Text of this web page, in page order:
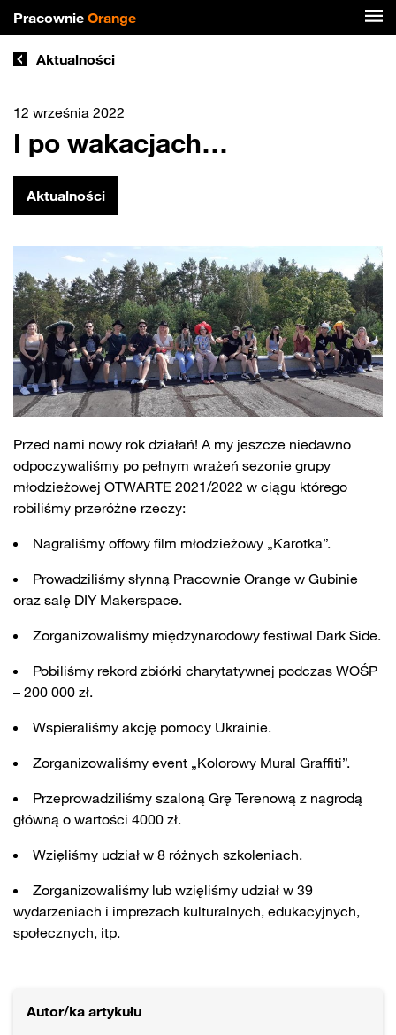
Pracownie Orange
Aktualności
12 września 2022
I po wakacjach…
Aktualności
Przed nami nowy rok działań! A my jeszcze niedawno
odpoczywaliśmy po pełnym wrażeń sezonie grupy
młodzieżowej OTWARTE 2021/2022 w ciągu którego
robiliśmy przeróżne rzeczy:
Nagraliśmy offowy film młodzieżowy „Karotka”.
Prowadziliśmy słynną Pracownie Orange w Gubinie
oraz salę DIY Makerspace.
Zorganizowaliśmy międzynarodowy festiwal Dark Side.
Pobiliśmy rekord zbiórki charytatywnej podczas WOŚP
– 200 000 zł.
Wspieraliśmy akcję pomocy Ukrainie.
Zorganizowaliśmy event „Kolorowy Mural Graffiti”.
Przeprowadziliśmy szaloną Grę Terenową z nagrodą
główną o wartości 4000 zł.
Wzięliśmy udział w 8 różnych szkoleniach.
Zorganizowaliśmy lub wzięliśmy udział w 39
wydarzeniach i imprezach kulturalnych, edukacyjnych,
społecznych, itp.
Autor/ka artykułu